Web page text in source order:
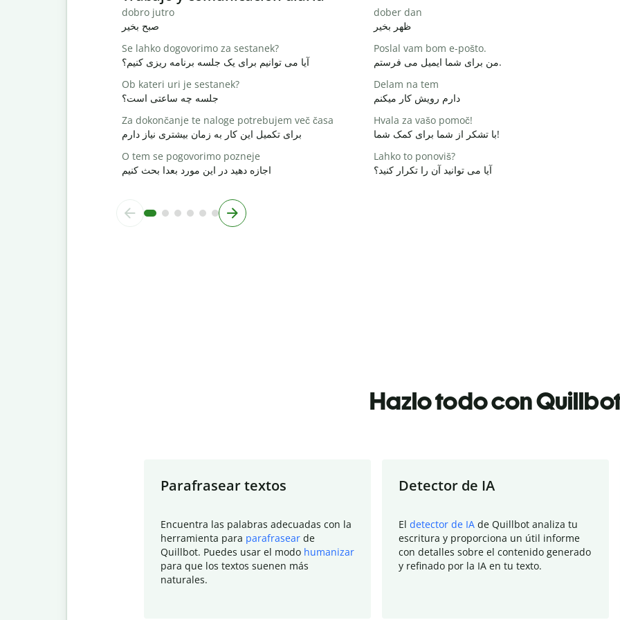
dobro jutro
صبح بخیر
dober dan
ظهر بخیر
Se lahko dogovorimo za sestanek?
آیا می توانیم برای یک جلسه برنامه ریزی کنیم؟
Poslal vam bom e-pošto.
من برای شما ایمیل می فرستم.
Ob kateri uri je sestanek?
جلسه چه ساعتی است؟
Delam na tem
دارم رویش کار میکنم
Za dokončanje te naloge potrebujem več časa
برای تکمیل این کار به زمان بیشتری نیاز دارم
Hvala za vašo pomoč!
با تشکر از شما برای کمک شما!
O tem se pogovorimo pozneje
اجازه دهید در این مورد بعدا بحث کنیم
Lahko to ponoviš?
آیا می توانید آن را تکرار کنید؟
Hazlo todo con
Parafrasear textos
Encuentra las palabras adecuadas con la
herramienta para parafrasear de
Quillbot. Puedes usar el modo humanizar
para que los textos suenen más
naturales.
Detector de IA
El detector de IA de Quillbot analiza tu
escritura y proporciona un útil informe
con detalles sobre el contenido generado
y refinado por la IA en tu texto.